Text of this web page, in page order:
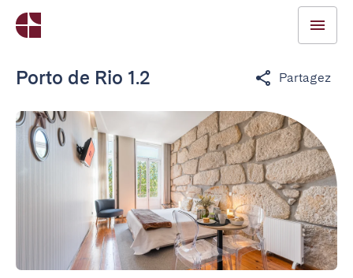
Porto de Rio 1.2 Partagez